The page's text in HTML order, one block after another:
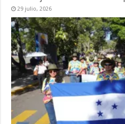
29 julio, 2026